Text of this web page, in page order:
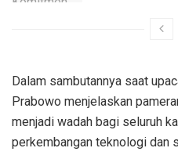
Dalam sambutannya saat
Prabowo menjelaskan
menjadi wadah bagi seluruh
perkembangan teknologi dan